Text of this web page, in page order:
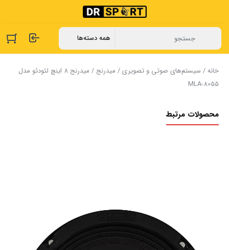
خانه/ سیستم‌های صوتی و تصویری/ میدرنج
/ میدرنج 8 اینچ لئودئو مدل
MLA-8055
محصولات مرتبط